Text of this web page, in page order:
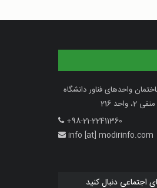
واحدهای فناور دانشگاه
216
+98-21-22411360
info [at] modirinfo.com
اجتماعی دنبال کنید